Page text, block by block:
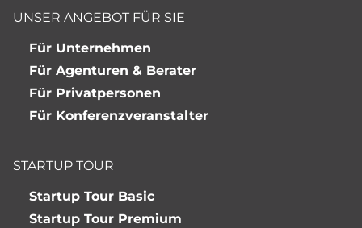
UNSER ANGEBOT FÜR SIE
Für Unternehmen
Für Agenturen & Berater
Für Privatpersonen
Für Konferenzveranstalter
STARTUP TOUR
Startup Tour Basic
Startup Tour Premium